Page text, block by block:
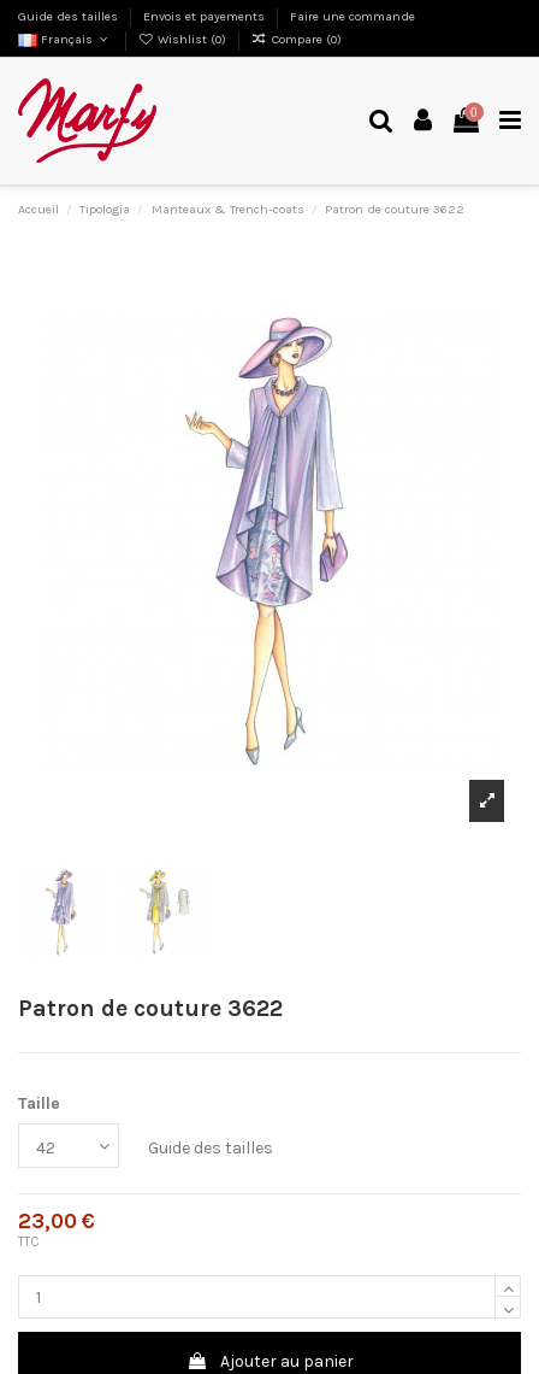
Guide des tailles Envois et payements
Faire une commande
Français
Wishlist (0) Compare (0)
0
Accueil Tipologia Manteaux & Trench-coats Patron de couture 3622
Patron de couture 3622
Taille
Guide des tailles
23,00 €
TTC
Ajouter au panier